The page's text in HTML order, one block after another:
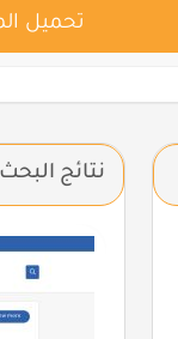
تحميل
نتائج البحث